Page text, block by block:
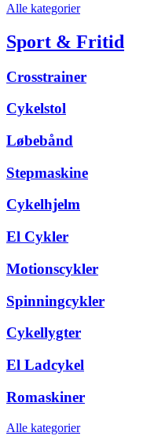
Alle kategorier
Sport & Fritid
Crosstrainer
Cykelstol
Løbebånd
Stepmaskine
Cykelhjelm
El Cykler
Motionscykler
Spinningcykler
Cykellygter
El Ladcykel
Romaskiner
Alle kategorier